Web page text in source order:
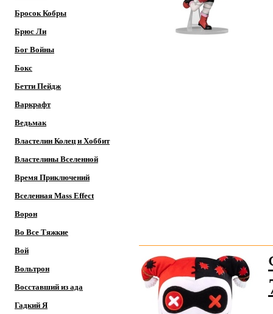
Бросок Кобры
Брюс Ли
Бог Войны
Бокс
Бетти Пейдж
Варкрафт
Ведьмак
Властелин Колец и Хоббит
Властелины Вселенной
Время Приключений
Вселенная Mass Effect
Ворон
Во Все Тяжкие
Вой
Вольтрон
Восставший из ада
Гадкий Я